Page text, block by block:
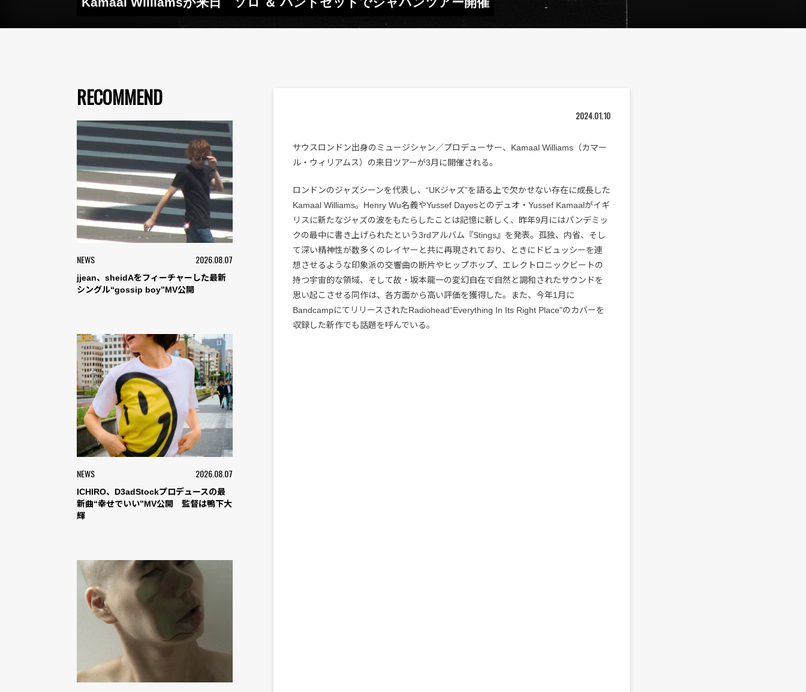
RECOMMEND
NEWS 2026.08.07
jjean、sheidAをフィーチャーした最新
シングル“gossip boy”MV公開
NEWS 2026.08.07
ICHIRO、D3adStockプロデュースの最
新曲“幸せでいい”MV公開 監督は鴨下大
輝
2024.01.10
サウスロンドン出身のミュージシャン／プロデューサー、Kamaal Williams（カマー
ル・ウィリアムス）の来日ツアーが3月に開催される。
ロンドンのジャズシーンを代表し、“UKジャズ”を語る上で欠かせない存在に成長した
Kamaal Williams。Henry Wu名義やYussef Dayesとのデュオ・Yussef Kamaalがイギ
リスに新たなジャズの波をもたらしたことは記憶に新しく、昨年9月にはパンデミッ
クの最中に書き上げられたという3rdアルバム『Stings』を発表。孤独、内省、そし
て深い精神性が数多くのレイヤーと共に再現されており、ときにドビュッシーを連
想させるような印象派の交響曲の断片やヒップホップ、エレクトロニックビートの
持つ宇宙的な領域、そして故・坂本龍一の変幻自在で自然と調和されたサウンドを
思い起こさせる同作は、各方面から高い評価を獲得した。また、今年1月に
BandcampにてリリースされたRadiohead“Everything In Its Right Place”のカバーを
収録した新作でも話題を呼んでいる。